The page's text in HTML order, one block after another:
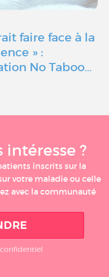
faire face à la
» :
No Taboo…
intéresse ?
inscrits sur la
votre maladie ou celle
avec la communauté